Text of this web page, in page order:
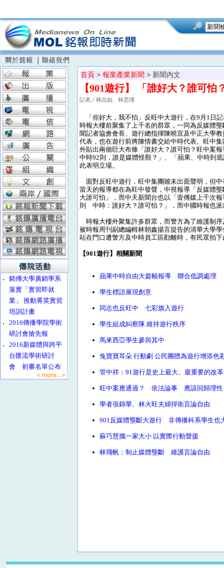
‧
銘傳大學廣銷學系
落實「實習即就
業」 推動菁英實習
培訓計畫
‧
2016傳播學院學術
研討會搶先報
‧
2016新媒體與跨平
台匯流學術研討
會 初審名單公布
首頁 > 報業產業新聞 > 新聞內文
【901遊行】 「誰好大？誰可
記者／林品如、林思瑾
「你好大，我不怕」反旺中大遊行，在9月1日
時報大樓前聚集了上千名的群眾，一同為反媒體
聞記者協會會長、遊行總指揮陳曉宜及中正大學
代表，也在遊行前將陳情書交給中時代表。旺中
外貼出兩個巨大布條「誰好大？誰可怕？旺中案
中時92則，誰是媒體怪獸？」、「蘋果、中時到
此表明立場。
面對反旺中遊行，旺中集團雖未出面聲明，但
當天的報導都在為旺中發聲，中視報導「反媒
大誰可怕」，而中天新聞台也以「壹傳媒上千次
則 中時：誰好大？誰可怕？」，而中國時報也
時報大樓外聚集許多群眾，而警方為了維護制
被時報周刊副總編輯林朝鑫揚言提告的清華大學
站在門口遭警方及中時員工區勸離時，有民眾拍
【901遊行】相關新聞
蘋果中時自由大篇幅報導 聯合低調處理
學生標語展現創意
同志也反旺中 七彩旗入遊行
學生組成糾察隊 維持遊行秩序
馬來西亞學生參與其中
兔寶寶耳朵 行動劇 公民團體為遊行增添色
管中祥：91遊行是史上最大、最重要的改
旺中案應通過？ 依法論事 應該回歸理性
學者張錦華、林火旺夫婦捍衛言論自由
901反媒體壟斷大遊行 非傳播科系學生也
蘇巧慧攜一家大小 以實際行動聲援
林飛帆：制止媒體壟斷 維護言論自由